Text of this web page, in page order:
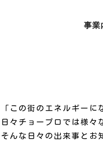
事業
「この街のエネルギーに
日々チョープロでは様々
そんな日々の出来事とお